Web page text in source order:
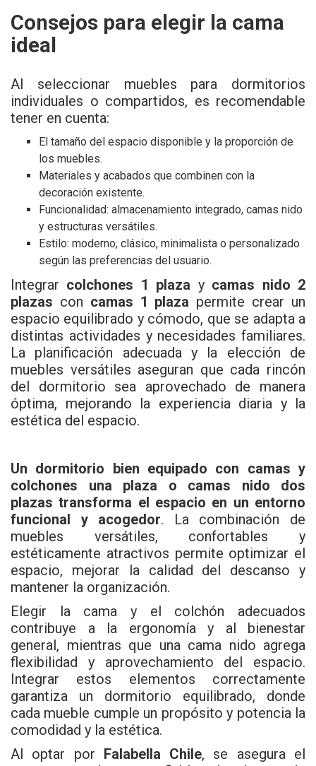
Consejos para elegir la cama
ideal
Al seleccionar muebles para dormitorios
individuales o compartidos, es recomendable
tener en cuenta:
El tamaño del espacio disponible y la proporción de
los muebles.
Materiales y acabados que combinen con la
decoración existente.
Funcionalidad: almacenamiento integrado, camas nido
y estructuras versátiles.
Estilo: moderno, clásico, minimalista o personalizado
según las preferencias del usuario.
Integrar colchones 1 plaza y camas nido 2
plazas con camas 1 plaza permite crear un
espacio equilibrado y cómodo, que se adapta a
distintas actividades y necesidades familiares.
La planificación adecuada y la elección de
muebles versátiles aseguran que cada rincón
del dormitorio sea aprovechado de manera
óptima, mejorando la experiencia diaria y la
estética del espacio.
Un dormitorio bien equipado con camas y
colchones una plaza o camas nido dos
plazas transforma el espacio en un entorno
funcional y acogedor. La combinación de
muebles versátiles, confortables y
estéticamente atractivos permite optimizar el
espacio, mejorar la calidad del descanso y
mantener la organización.
Elegir la cama y el colchón adecuados
contribuye a la ergonomía y al bienestar
general, mientras que una cama nido agrega
flexibilidad y aprovechamiento del espacio.
Integrar estos elementos correctamente
garantiza un dormitorio equilibrado, donde
cada mueble cumple un propósito y potencia la
comodidad y la estética.
Al optar por Falabella Chile, se asegura el